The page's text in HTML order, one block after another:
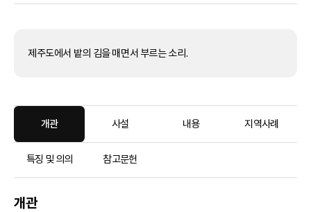
제주도에서 밭의 김을 매면서 부르는 소리.
개관 사설 내용 지역사례
특징 및 의의 참고문헌
개관